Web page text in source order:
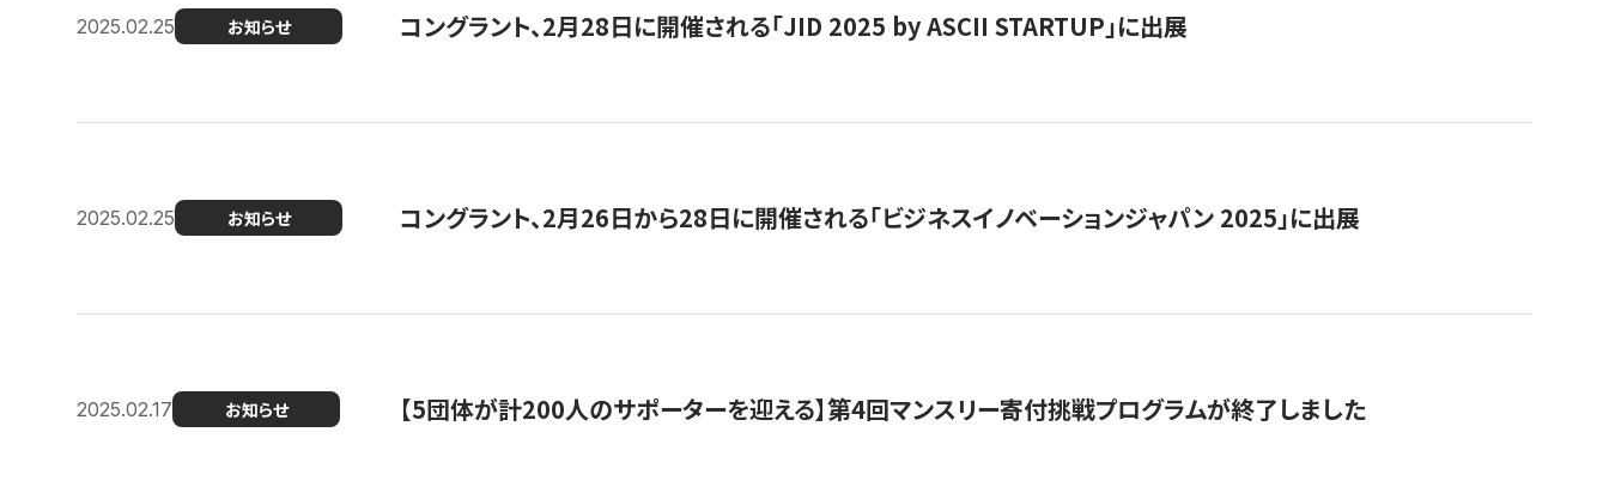
2025.02.25 お知らせ コングラント、2月28日に開催される「JID 2025 by ASCII STARTUP」に出展
2025.02.25 お知らせ コングラント、2月26日から28日に開催される「ビジネスイノベーションジャパン 2025」に出展
2025.02.17 お知らせ 【5団体が計200人のサポーターを迎える】​​第4回マンスリー寄付挑戦プログラムが終了しました